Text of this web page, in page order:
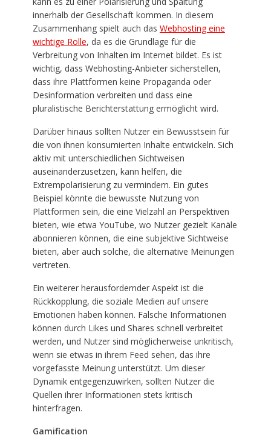
innerhalb der Gesellschaft kommen. In diesem
Zusammenhang spielt auch das Webhosting eine
wichtige Rolle, da es die Grundlage für die
Verbreitung von Inhalten im Internet bildet. Es ist
wichtig, dass Webhosting-Anbieter sicherstellen,
dass ihre Plattformen keine Propaganda oder
Desinformation verbreiten und dass eine
pluralistische Berichterstattung ermöglicht wird.
Darüber hinaus sollten Nutzer ein Bewusstsein für
die von ihnen konsumierten Inhalte entwickeln. Sich
aktiv mit unterschiedlichen Sichtweisen
auseinanderzusetzen, kann helfen, die
Extrempolarisierung zu vermindern. Ein gutes
Beispiel könnte die bewusste Nutzung von
Plattformen sein, die eine Vielzahl an Perspektiven
bieten, wie etwa YouTube, wo Nutzer gezielt Kanäle
abonnieren können, die eine subjektive Sichtweise
bieten, aber auch solche, die alternative Meinungen
vertreten.
Ein weiterer herausfordernder Aspekt ist die
Rückkopplung, die soziale Medien auf unsere
Emotionen haben können. Falsche Informationen
können durch Likes und Shares schnell verbreitet
werden, und Nutzer sind möglicherweise unkritisch,
wenn sie etwas in ihrem Feed sehen, das ihre
vorgefasste Meinung unterstützt. Um dieser
Dynamik entgegenzuwirken, sollten Nutzer die
Quellen ihrer Informationen stets kritisch
hinterfragen.
Gamification